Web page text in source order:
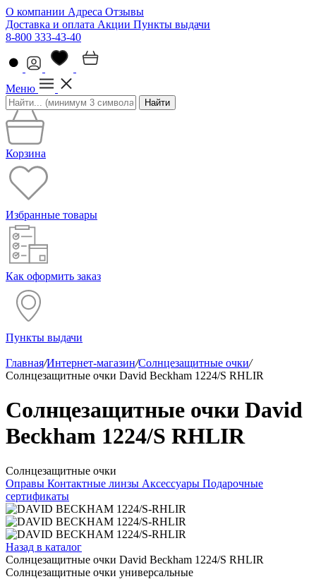
О компании Адреса Отзывы
Доставка и оплата Акции Пункты выдачи
8-800 333-43-40
Меню
Найти
Корзина
Избранные товары
Как оформить заказ
Пункты выдачи
Главная/Интернет-магазин/Солнцезащитные очки/
Солнцезащитные очки David Beckham 1224/S RHLIR
Солнцезащитные очки David
Beckham 1224/S RHLIR
Солнцезащитные очки
Оправы Контактные линзы Аксессуары Подарочные
сертификаты
Назад в каталог
Солнцезащитные очки David Beckham 1224/S RHLIR
Солнцезащитные очки универсальные